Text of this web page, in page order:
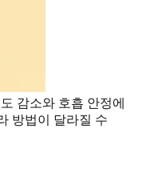
감소와 호흡 안정에
방법이 달라질 수